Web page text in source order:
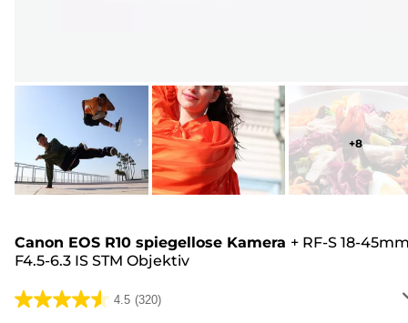
+8
Canon EOS R10 spiegellose Kamera + RF-S 18-
F4.5-6.3 IS STM Objektiv
4.5 (320)
4.5